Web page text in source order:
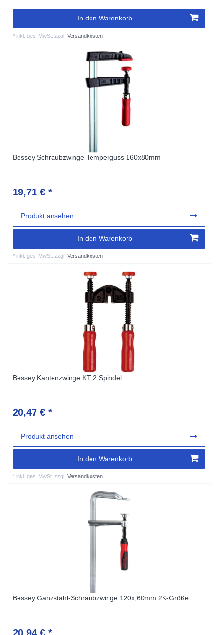
In den Warenkorb
* inkl. ges. MwSt. zzgl.Versandkosten
Bessey Schraubzwinge Temperguss 160x80mm
19,71 € *
In den Warenkorb
* inkl. ges. MwSt. zzgl.Versandkosten
Produkt ansehen
Bessey Kantenzwinge KT 2 Spindel
20,47 € *
In den Warenkorb
* inkl. ges. MwSt. zzgl.Versandkosten
Produkt ansehen
Bessey Ganzstahl-Schraubzwinge 120x,60mm 2K-Größe
20,94 € *